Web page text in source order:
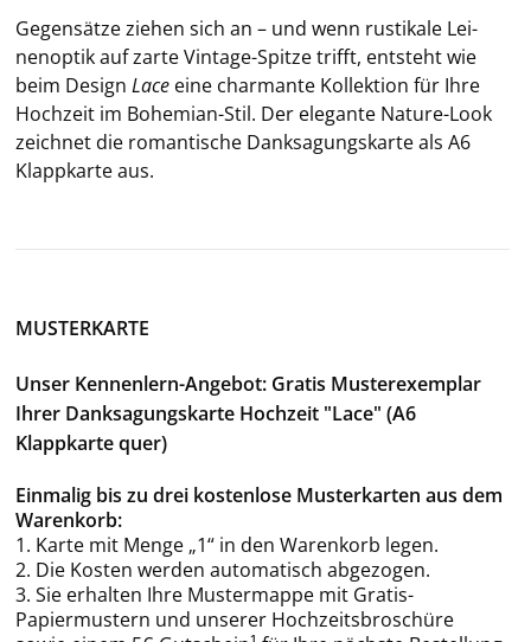
Ge­gen­sät­ze zie­hen sich an – und wenn rus­ti­ka­le Lei­
nen­op­tik auf zarte Vintage-​Spitze trifft, ent­steht wie
beim De­sign Lace eine char­man­te Kol­lek­ti­on für Ihre
Hoch­zeit im Bohemian-​Stil. Der ele­gan­te Nature-​Look
zeich­net die ro­man­ti­sche Dank­sa­gungs­kar­te als A6
Klapp­kar­te aus.
MUSTERKARTE
Unser Kennenlern-Angebot: Gratis Musterexemplar
Ihrer Danksagungskarte Hochzeit "Lace" (A6
Klappkarte quer)
Einmalig bis zu drei kostenlose Musterkarten aus dem
Warenkorb:
1. Karte mit Menge „1“ in den Warenkorb legen.
2. Die Kosten werden automatisch abgezogen.
3. Sie erhalten Ihre Mustermappe mit Gratis-
Papiermustern und unserer Hochzeitsbroschüre